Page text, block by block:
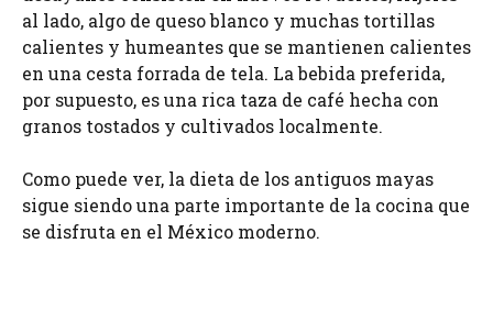
al lado, algo de queso blanco y muchas tortillas
calientes y humeantes que se mantienen calientes
en una cesta forrada de tela. La bebida preferida,
por supuesto, es una rica taza de café hecha con
granos tostados y cultivados localmente.
Como puede ver, la dieta de los antiguos mayas
sigue siendo una parte importante de la cocina que
se disfruta en el México moderno.